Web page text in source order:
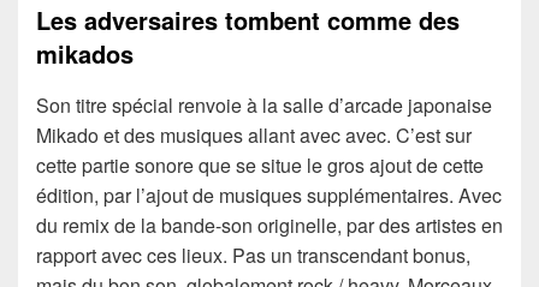
Les adversaires tombent comme des
mikados
Son titre spécial renvoie à la salle d’arcade japonaise
Mikado et des musiques allant avec avec. C’est sur
cette partie sonore que se situe le gros ajout de cette
édition, par l’ajout de musiques supplémentaires. Avec
du remix de la bande-son originelle, par des artistes en
rapport avec ces lieux. Pas un transcendant bonus,